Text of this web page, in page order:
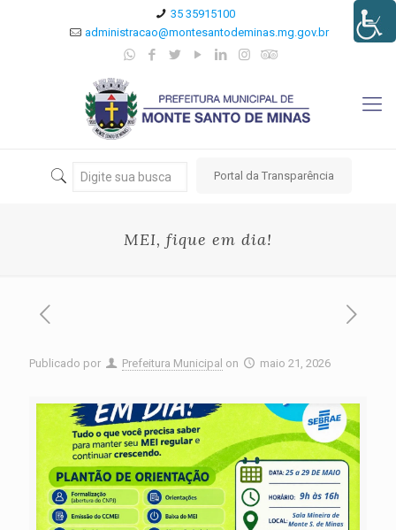
35 35915100
administracao@montesantodeminas.mg.gov.br
Portal da Transparência
MEI, fique em dia!
Publicado por Prefeitura Municipal on maio 21, 2026